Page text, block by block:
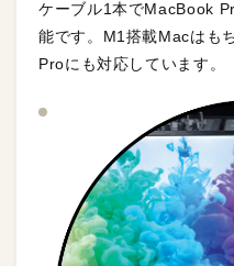
ケーブル1本でMacBook
能です。M1搭載Macはも
Proにも対応しています。